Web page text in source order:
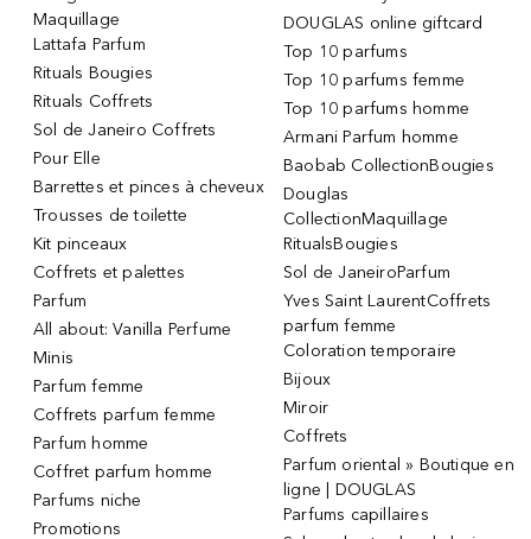
Maquillage
Lattafa Parfum
Rituals Bougies
Rituals Coffrets
Sol de Janeiro Coffrets
Pour Elle
Barrettes et pinces à cheveux
Trousses de toilette
Kit pinceaux
Coffrets et palettes
Parfum
All about: Vanilla Perfume
Minis
Parfum femme
Coffrets parfum femme
Parfum homme
Coffret parfum homme
Parfums niche
Promotions
DOUGLAS online giftcard
Top 10 parfums
Top 10 parfums femme
Top 10 parfums homme
Armani Parfum homme
Baobab CollectionBougies
Douglas
CollectionMaquillage
RitualsBougies
Sol de JaneiroParfum
Yves Saint LaurentCoffrets
parfum femme
Coloration temporaire
Bijoux
Miroir
Coffrets
Parfum oriental » Boutique en
ligne | DOUGLAS
Parfums capillaires